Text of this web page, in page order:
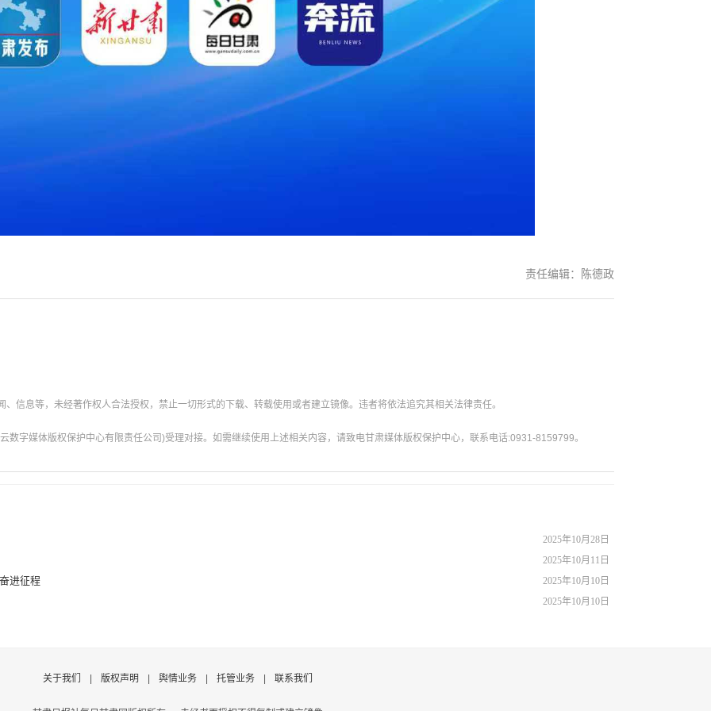
责任编辑：陈德政
信息等，未经著作权人合法授权，禁止一切形式的下载、转载使用或者建立镜像。违者将依法追究其相关法律责任。
数字媒体版权保护中心有限责任公司)受理对接。如需继续使用上述相关内容，请致电甘肃媒体版权保护中心，联系电话:0931-8159799。
2025年10月28日
2025年10月11日
2025年10月10日
进征程
2025年10月10日
关于我们 版权声明 舆情业务 托管业务 联系我们